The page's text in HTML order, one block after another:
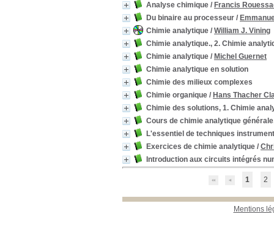
Analyse chimique / Francis
Du binaire au processeur /
Chimie analytique / William J. Vining
Chimie analytique., 2. Chimie
Chimie analytique / Michel Guernet
Chimie analytique en solution
Chimie des milieux complexes
Chimie organique / Hans Thacher
Chimie des solutions, 1. Chimie
Cours de chimie analytique
L'essentiel de techniques
Exercices de chimie analytique /
Introduction aux circuits intégrés
1 2
Mentions